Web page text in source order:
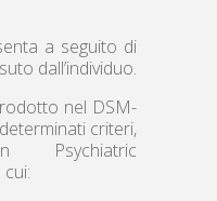
a seguito di
dall’individuo.
nel DSM-
criteri,
Psychiatric